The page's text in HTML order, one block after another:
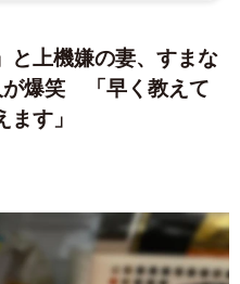
と上機嫌の妻、すまな
爆笑 「早く教えて
す」